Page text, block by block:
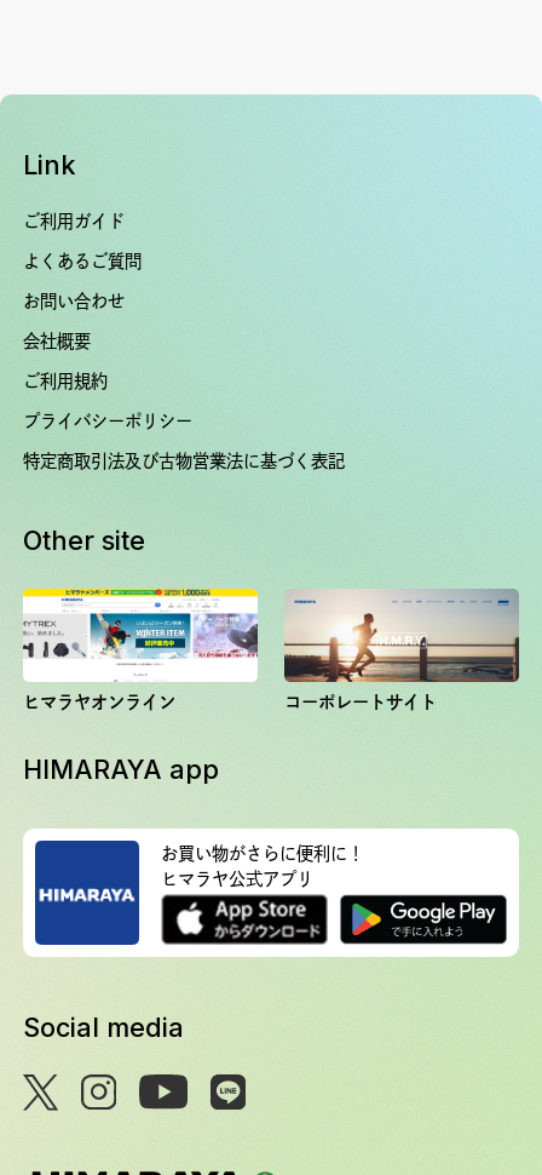
Link
ご利用ガイド
よくあるご質問
お問い合わせ
会社概要
ご利用規約
プライバシーポリシー
特定商取引法及び古物営業法に基づく表記
Other site
ヒマラヤオンライン コーポレートサイト
HIMARAYA app
お買い物がさらに便利に！
ヒマラヤ公式アプリ
Social media